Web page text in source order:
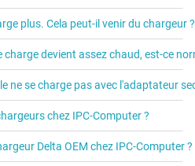
plus. Cela peut-il venir du chargeur ?
devient assez chaud, est-ce
ne se charge pas avec l'adaptateur
chez IPC-Computer ?
Delta OEM chez IPC-Computer ?